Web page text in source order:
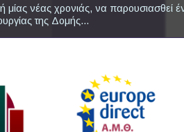
μίας νέας χρονιάς, να παρουσιασθεί
της Δομής...